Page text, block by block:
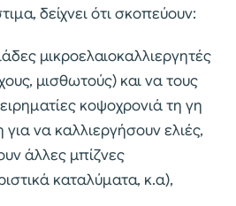
δείχνει ότι σκοπεύουν:
μικροελαιοκαλλιεργητές
μισθωτούς) και να τους
κοψοχρονιά τη γη
για να καλλιεργήσουν ελιές,
άλλες μπίζνες
καταλύματα, κ.α),